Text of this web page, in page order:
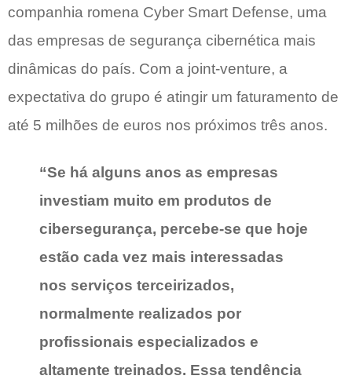
companhia romena Cyber ​​Smart Defense, uma
das empresas de segurança cibernética mais
dinâmicas do país. Com a joint-venture, a
expectativa do grupo é atingir um faturamento de
até 5 milhões de euros nos próximos três anos.
“Se há alguns anos as empresas
investiam muito em produtos de
cibersegurança, percebe-se que hoje
estão cada vez mais interessadas
nos serviços terceirizados,
normalmente realizados por
profissionais especializados e
altamente treinados. Essa tendência